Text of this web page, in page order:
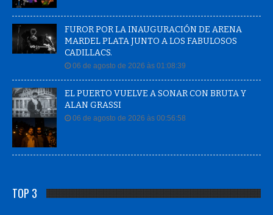
FUROR POR LA INAUGURACIÓN DE ARENA
MARDEL PLATA JUNTO A LOS FABULOSOS
CADILLACS.
06 de agosto de 2026 às 01:08:39
EL PUERTO VUELVE A SONAR CON BRUTA Y
ALAN GRASSI
06 de agosto de 2026 às 00:56:58
TOP 3